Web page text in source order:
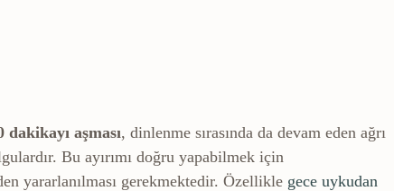
dakikayı aşması, dinlenme sırasında da devam eden ağrı
Bu ayırımı doğru yapabilmek için
yararlanılması gerekmektedir. Özellikle gece uykudan